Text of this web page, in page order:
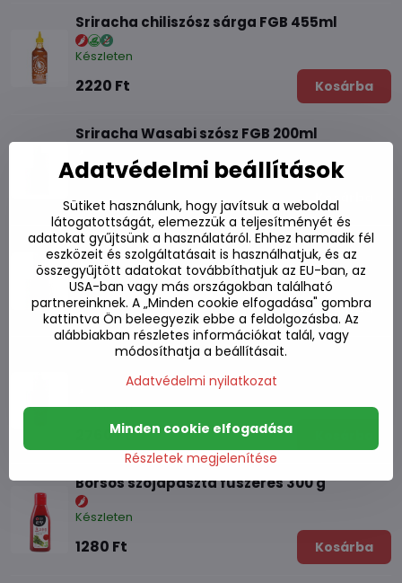
Sriracha chiliszósz sárga FGB 455ml
Készleten
2220 Ft Kosárba
Sriracha Wasabi szósz FGB 200ml
Készleten
1260 Ft Kosárba
Sriracha majonézes chiliszósz FGB 200ml
Készleten
1320 Ft Kosárba
Sriracha chiliszósz glutamát nélkül FGB
Készleten
2760 Ft
Borsos szójapaszta fűszeres 300 g
Készleten
1280 Ft Kosárba
Adatvédelmi beállítások
Sütiket használunk, hogy javítsuk a weboldal
látogatottságát, elemezzük a teljesítményét és
adatokat gyűjtsünk a használatáról. Ehhez harmadik fél
eszközeit és szolgáltatásait is használhatjuk, és az
összegyűjtött adatokat továbbíthatjuk az EU-ban, az
USA-ban vagy más országokban található
partnereinknek. A „Minden cookie elfogadása" gombra
kattintva Ön beleegyezik ebbe a feldolgozásba. Az
alábbiakban részletes információkat talál, vagy
módosíthatja a beállításait.
Adatvédelmi nyilatkozat
Részletek megjelenítése
Minden cookie elfogadása